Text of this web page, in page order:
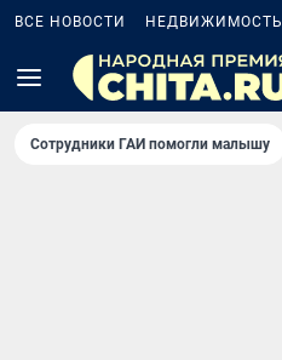
ВСЕ НОВОСТИ НЕДВИЖИМОСТЬ
Сотрудники ГАИ помогли малышу